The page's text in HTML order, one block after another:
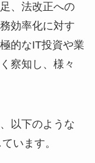
、法改正への
効率化に対す
的なIT投資や業
察知し、様々
以下のような
います。